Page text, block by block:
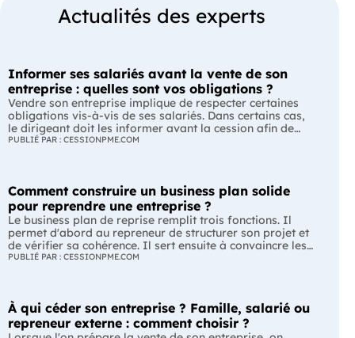
Actualités des experts
Informer ses salariés avant la vente de son
entreprise : quelles sont vos obligations ?
Vendre son entreprise implique de respecter certaines
obligations vis-à-vis de ses salariés. Dans certains cas,
le dirigeant doit les informer avant la cession afin de
leur permettre, s'ils le souhaitent, de présenter une offre
L'essentiel Les entreprises de moins de 250 salariés sont
soumises, dans certains cas, à une obligation
d'information préalable des salariés. Cette obligation
concerne la vente d'un fonds de commerce ou la cession
de la majorité des titres d'une société. Le délai
d'information varie selon la taille de l'entreprise. Les
L'obligation d'information concerne uniquement
certaines entreprises et certaines opérations de cession.
Vous êtes concerné si : votre entreprise emploie moins
PUBLIÉ PAR : CESSIONPME.COM
Comment construire un business plan solide
pour reprendre une entreprise ?
Le business plan de reprise remplit trois fonctions. Il
permet d'abord au repreneur de structurer son projet et
de vérifier sa cohérence. Il sert ensuite à convaincre les
banques et les partenaires financiers de l'accompagner.
consiste pas à reprendre les anciens comptes de
l'entreprise. Il explique comment l'entreprise évoluera
après le changement de dirigeant. C'est un document
PUBLIÉ PAR : CESSIONPME.COM
À qui céder son entreprise ? Famille, salarié ou
repreneur externe : comment choisir ?